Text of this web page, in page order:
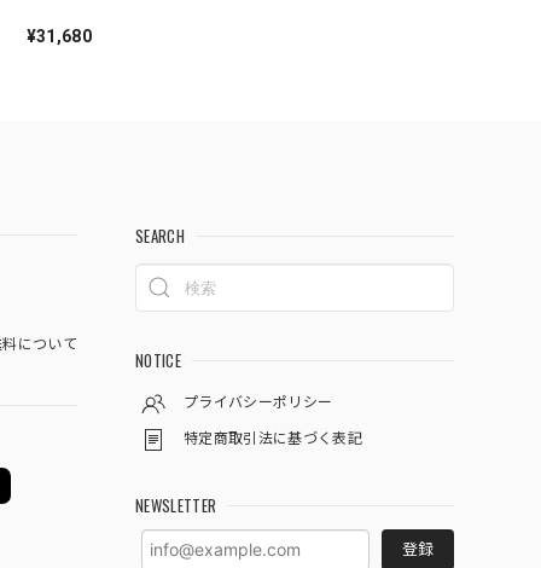
¥31,680
について
SEARCH
NOTICE
プライバシーポリシー
特定商取引法に基づく表記
NEWSLETTER
登録